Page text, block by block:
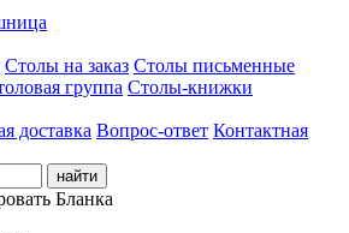
Столы на заказ Столы письменные
группа Столы-книжки
доставка Вопрос-ответ Контактная
найти
Бланка